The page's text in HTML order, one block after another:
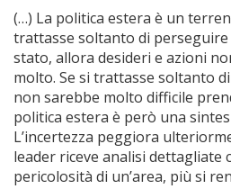
(…) La politica estera è un
trattasse soltanto di
stato, allora desideri e azioni
molto. Se si trattasse soltanto
non sarebbe molto difficile
politica estera è però una
L’incertezza peggiora
leader riceve analisi dettagliate
pericolosità di un’area, più si